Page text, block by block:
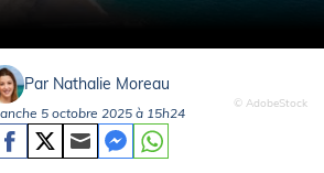
© AdobeStock
Par Nathalie Moreau
5 octobre 2025 à 15h24